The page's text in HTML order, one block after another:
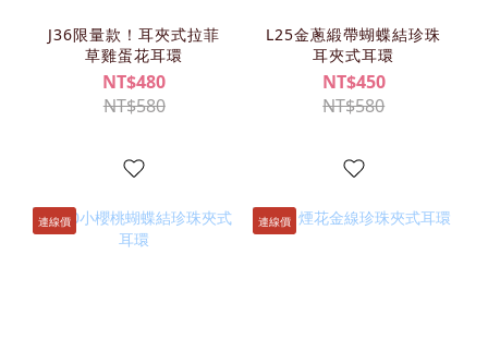
J36限量款！耳夾式拉菲
草雞蛋花耳環
NT$480
NT$580
L25金蔥緞帶蝴蝶結珍珠
耳夾式耳環
NT$450
NT$580
連線價 連線價